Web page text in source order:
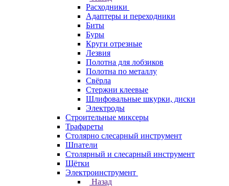
Расходники
Адаптеры и переходники
Биты
Буры
Круги отрезные
Лезвия
Полотна для лобзиков
Полотна по металлу
Свёрла
Стержни клеевые
Шлифовальные шкурки, диски
Электроды
Строительные миксеры
Трафареты
Столярно слесарный инструмент
Шпатели
Столярный и слесарный инструмент
Щётки
Электроинструмент
Назад